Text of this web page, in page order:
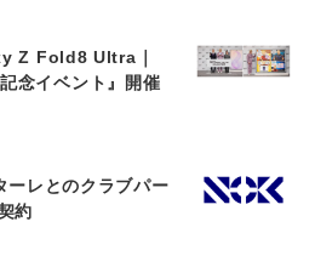
Z Fold8 Ultra｜
念イベント』開催
ーレとのクラブパー
約